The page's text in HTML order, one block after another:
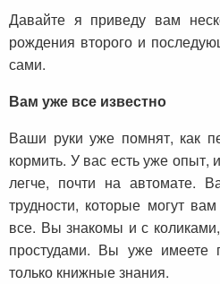
Давайте я приведу вам
рождения второго и
сами.
Вам уже все известно
Ваши руки уже помнят, как
кормить. У вас есть уже опыт,
легче, почти на автомате.
трудности, которые могут
все. Вы знакомы и с
простудами. Вы уже имеете
только книжные знания.